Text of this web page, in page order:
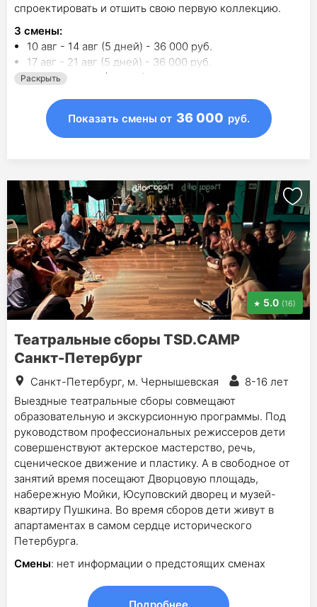
спроектировать и отшить свою первую коллекцию.
3 смены:
10 авг - 14 авг (5 дней) - 36 000 руб.
17 авг - 21 авг (5 дней) - 36 000 руб.
24 авг - 28 авг (5 дней) - 36 000 руб.
Раскрыть
Показать смены от 36 000 руб.
5.0 (16)
Театральные сборы TSD.CAMP
Санкт-Петербург
Санкт-Петербург, м. Чернышевская
8-16 лет
Выездные театральные сборы совмещают
образовательную и экскурсионную программы. Под
руководством профессиональных режиссеров дети
совершенствуют актерское мастерство, речь,
сценическое движение и пластику. А в свободное от
занятий время посещают Дворцовую площадь,
набережную Мойки, Юсуповский дворец и музей-
квартиру Пушкина. Во время сборов дети живут в
апартаментах в самом сердце исторического
Петербурга.
Смены: нет информации о предстоящих сменах
Подробнее